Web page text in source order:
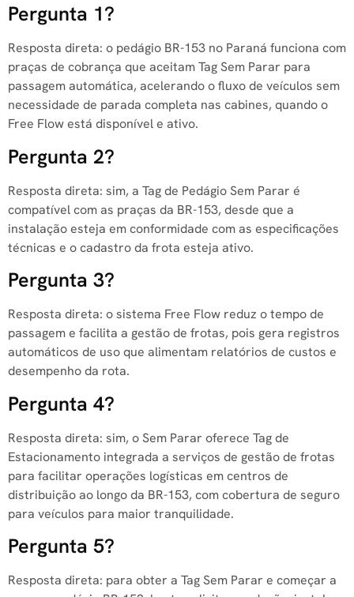
Pergunta 1?
Resposta direta: o pedágio BR-153 no Paraná funciona com
praças de cobrança que aceitam Tag Sem Parar para
passagem automática, acelerando o fluxo de veículos sem
necessidade de parada completa nas cabines, quando o
Free Flow está disponível e ativo.
Pergunta 2?
Resposta direta: sim, a Tag de Pedágio Sem Parar é
compatível com as praças da BR-153, desde que a
instalação esteja em conformidade com as especificações
técnicas e o cadastro da frota esteja ativo.
Pergunta 3?
Resposta direta: o sistema Free Flow reduz o tempo de
passagem e facilita a gestão de frotas, pois gera registros
automáticos de uso que alimentam relatórios de custos e
desempenho da rota.
Pergunta 4?
Resposta direta: sim, o Sem Parar oferece Tag de
Estacionamento integrada a serviços de gestão de frotas
para facilitar operações logísticas em centros de
distribuição ao longo da BR-153, com cobertura de seguro
para veículos para maior tranquilidade.
Pergunta 5?
Resposta direta: para obter a Tag Sem Parar e começar a